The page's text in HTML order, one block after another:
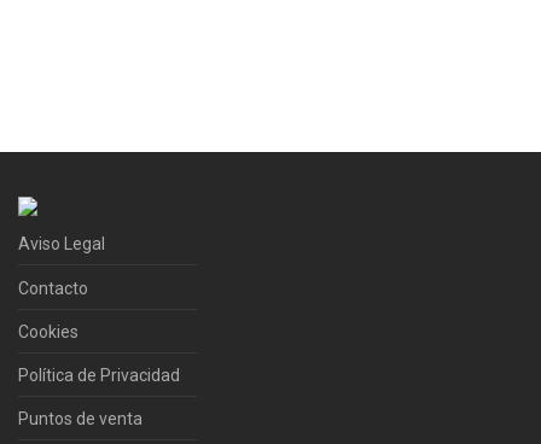
Aviso Legal
Contacto
Cookies
Política de Privacidad
Puntos de venta